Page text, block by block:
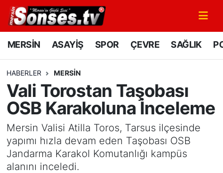
MERSİN ASAYİŞ SPOR ÇEVRE SAĞLIK
HABERLER MERSİN
Vali Torostan Taşobası
OSB Karakoluna İnceleme
Mersin Valisi Atilla Toros, Tarsus ilçesinde
yapımı hızla devam eden Taşobası OSB
Jandarma Karakol Komutanlığı kampüs
alanını inceledi.
MERSİN
SPOR
GÜNÜN MANŞETİ
DÜNYA
KÜLTÜR - SANAT
Mersin Nöbetçi Eczaneler
Mersin Namaz Vakitleri
Mersin Trafik Yoğunluk Haritası
Süper Lig Puan Durumu ve Fikstür
Tüm Manşetler